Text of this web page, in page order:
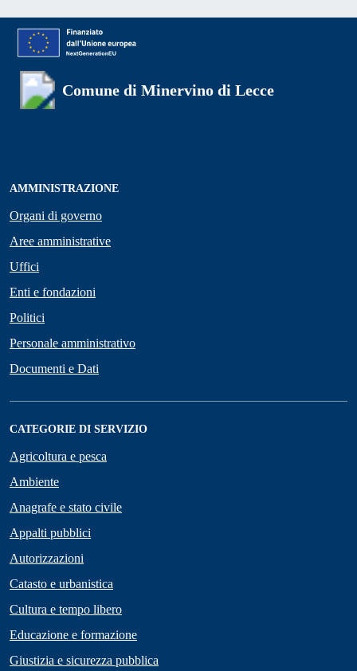
Comune di Minervino di Lecce
AMMINISTRAZIONE
Organi di governo
Aree amministrative
Uffici
Enti e fondazioni
Politici
Personale amministrativo
Documenti e Dati
CATEGORIE DI SERVIZIO
Agricoltura e pesca
Ambiente
Anagrafe e stato civile
Appalti pubblici
Autorizzazioni
Catasto e urbanistica
Cultura e tempo libero
Educazione e formazione
Giustizia e sicurezza pubblica